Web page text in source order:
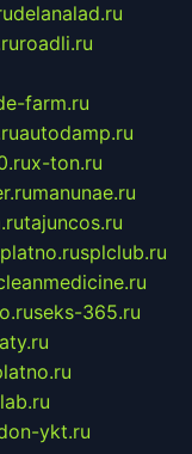
delanalad.ru
roadli.ru
farm.ru
autodamp.ru
x-ton.ru
manunae.ru
tajuncos.ru
splclub.ru
seks-365.ru
ykt.ru